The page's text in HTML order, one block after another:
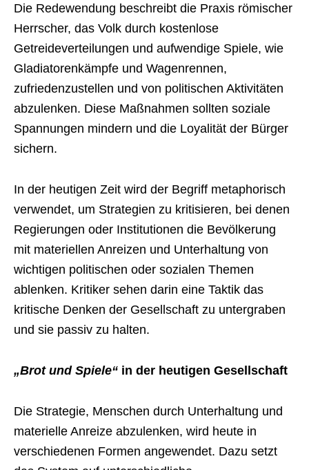
Die Redewendung beschreibt die Praxis römischer
Herrscher, das Volk durch kostenlose
Getreideverteilungen und aufwendige Spiele, wie
Gladiatorenkämpfe und Wagenrennen,
zufriedenzustellen und von politischen Aktivitäten
abzulenken. Diese Maßnahmen sollten soziale
Spannungen mindern und die Loyalität der Bürger
sichern.
In der heutigen Zeit wird der Begriff metaphorisch
verwendet, um Strategien zu kritisieren, bei denen
Regierungen oder Institutionen die Bevölkerung
mit materiellen Anreizen und Unterhaltung von
wichtigen politischen oder sozialen Themen
ablenken. Kritiker sehen darin eine Taktik das
kritische Denken der Gesellschaft zu untergraben
und sie passiv zu halten.
„Brot und Spiele“ in der heutigen Gesellschaft
Die Strategie, Menschen durch Unterhaltung und
materielle Anreize abzulenken, wird heute in
verschiedenen Formen angewendet. Dazu setzt